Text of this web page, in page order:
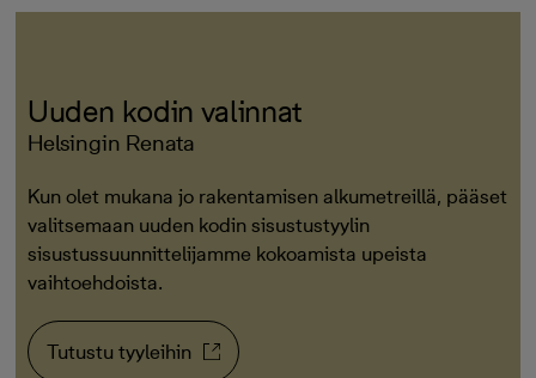
Uuden kodin valinnat
Helsingin Renata
Kun olet mukana jo rakentamisen alkumetreillä, pääset
valitsemaan uuden kodin sisustustyylin
sisustussuunnittelijamme kokoamista upeista
vaihtoehdoista.
Tutustu tyyleihin